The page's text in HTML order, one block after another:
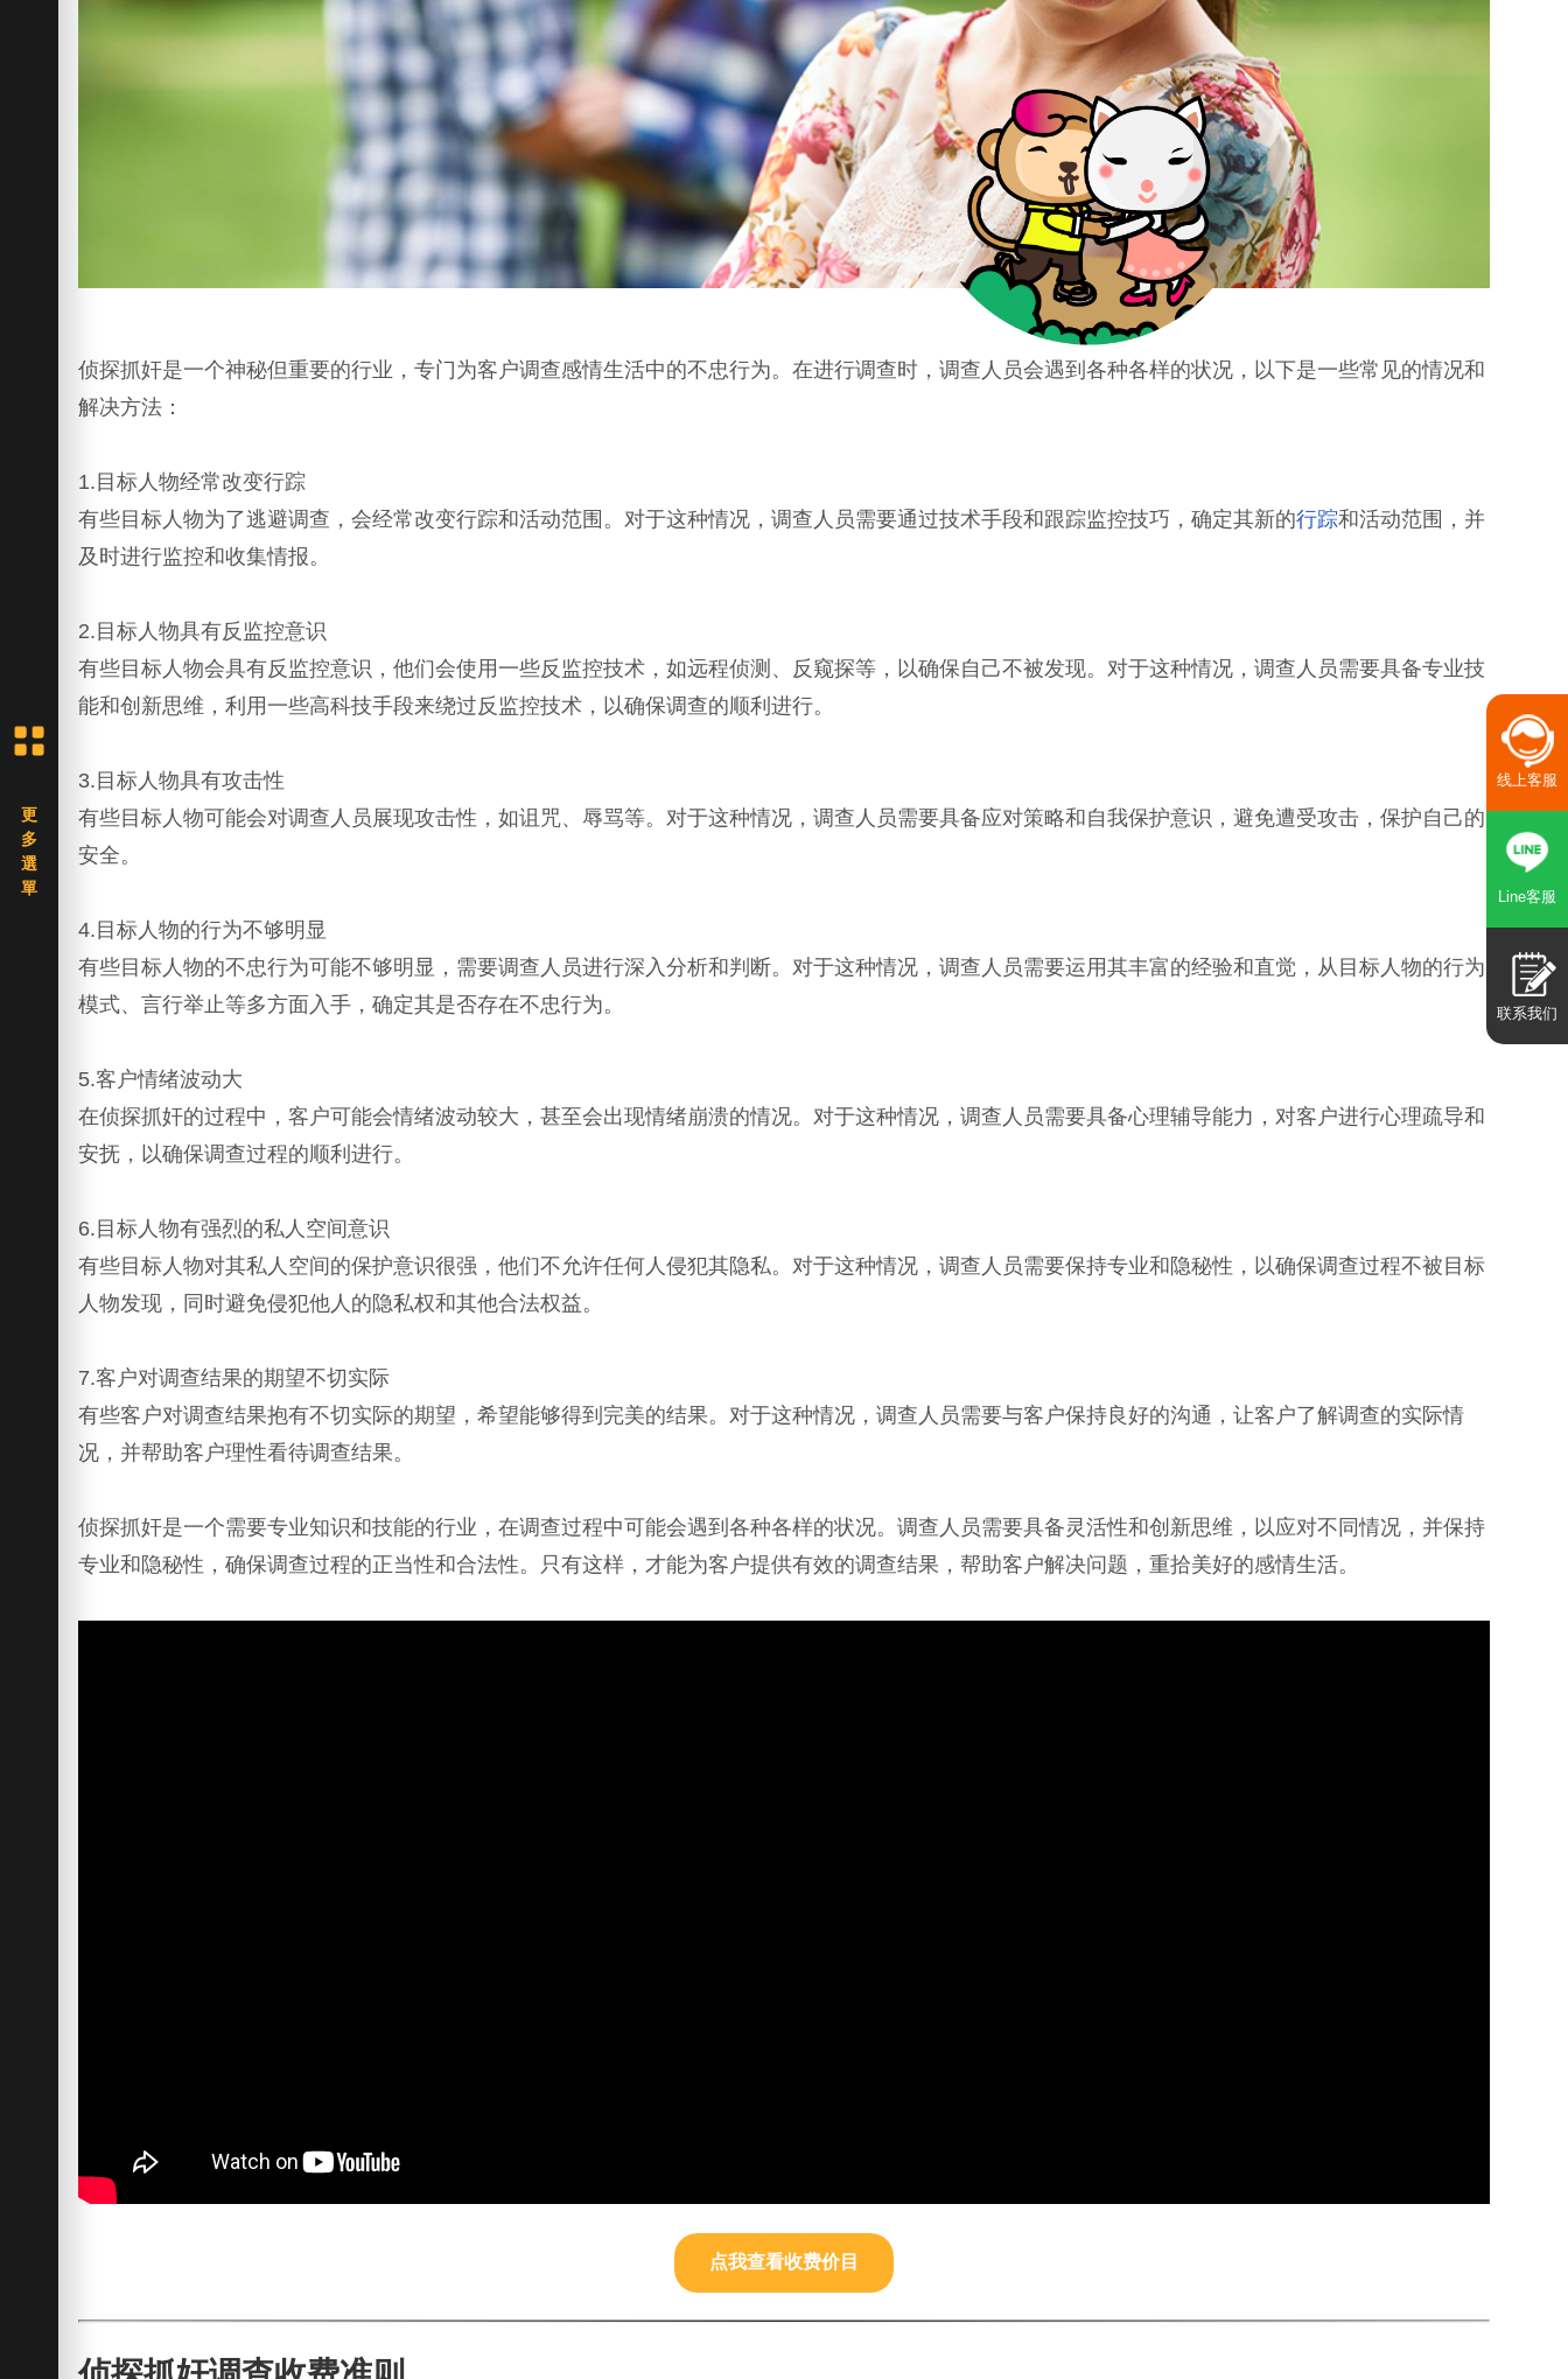
侦探抓奸是一个神秘但重要的行业，专门为客户调查感情生活中的不忠行为。在进行调查时，调查人员会遇到各种各样的状况，以下是一些常见的情况和
解决方法：
1.目标人物经常改变行踪
有些目标人物为了逃避调查，会经常改变行踪和活动范围。对于这种情况，调查人员需要通过技术手段和跟踪监控技巧，确定其新的行踪和活动范围，并
及时进行监控和收集情报。
2.目标人物具有反监控意识
有些目标人物会具有反监控意识，他们会使用一些反监控技术，如远程侦测、反窥探等，以确保自己不被发现。对于这种情况，调查人员需要具备专业技
能和创新思维，利用一些高科技手段来绕过反监控技术，以确保调查的顺利进行。
3.目标人物具有攻击性
有些目标人物可能会对调查人员展现攻击性，如诅咒、辱骂等。对于这种情况，调查人员需要具备应对策略和自我保护意识，避免遭受攻击，保护自己的
安全。
4.目标人物的行为不够明显
有些目标人物的不忠行为可能不够明显，需要调查人员进行深入分析和判断。对于这种情况，调查人员需要运用其丰富的经验和直觉，从目标人物的行为
模式、言行举止等多方面入手，确定其是否存在不忠行为。
5.客户情绪波动大
在侦探抓奸的过程中，客户可能会情绪波动较大，甚至会出现情绪崩溃的情况。对于这种情况，调查人员需要具备心理辅导能力，对客户进行心理疏导和
安抚，以确保调查过程的顺利进行。
6.目标人物有强烈的私人空间意识
有些目标人物对其私人空间的保护意识很强，他们不允许任何人侵犯其隐私。对于这种情况，调查人员需要保持专业和隐秘性，以确保调查过程不被目标
人物发现，同时避免侵犯他人的隐私权和其他合法权益。
7.客户对调查结果的期望不切实际
有些客户对调查结果抱有不切实际的期望，希望能够得到完美的结果。对于这种情况，调查人员需要与客户保持良好的沟通，让客户了解调查的实际情
况，并帮助客户理性看待调查结果。
侦探抓奸是一个需要专业知识和技能的行业，在调查过程中可能会遇到各种各样的状况。调查人员需要具备灵活性和创新思维，以应对不同情况，并保持
专业和隐秘性，确保调查过程的正当性和合法性。只有这样，才能为客户提供有效的调查结果，帮助客户解决问题，重拾美好的感情生活。
点我查看收费价目
线上客服
Line客服
联系我们